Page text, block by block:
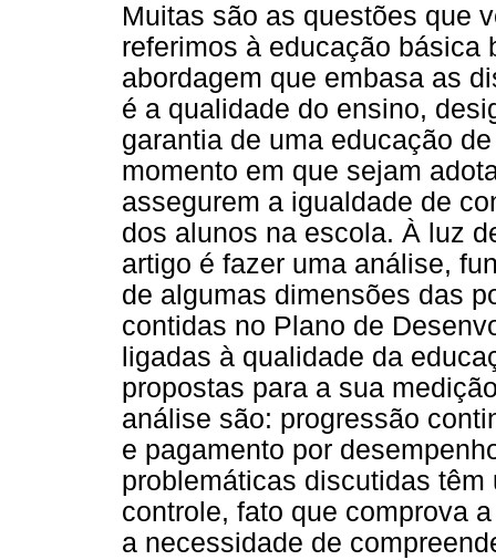
Muitas são as questões que
referimos à educação básica
abordagem que embasa as
é a qualidade do ensino,
garantia de uma educação
momento em que sejam
assegurem a igualdade de
dos alunos na escola. À luz
artigo é fazer uma análise,
de algumas dimensões das
contidas no Plano de
ligadas à qualidade da
propostas para a sua
análise são: progressão
e pagamento por
problemáticas discutidas
controle, fato que comprova
a necessidade de